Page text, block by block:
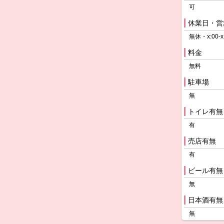
可
休業日・営
無休・x:00-
料金
無料
駐車場
無
トイレ有無
有
売店有無
有
ビール有無
無
日本酒有無
無